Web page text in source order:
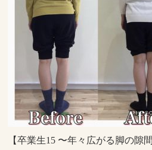
【卒業生15 〜年々広がる脚の隙間